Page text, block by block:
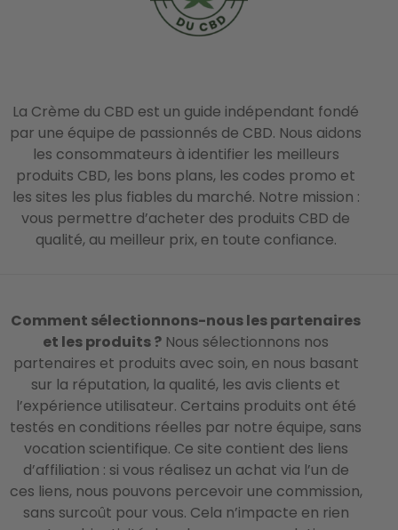
La Crème du CBD est un guide indépendant fondé
par une équipe de passionnés de CBD. Nous aidons
les consommateurs à identifier les meilleurs
produits CBD, les bons plans, les codes promo et
les sites les plus fiables du marché. Notre mission :
vous permettre d’acheter des produits CBD de
qualité, au meilleur prix, en toute confiance.
Comment sélectionnons-nous les partenaires
et les produits ? Nous sélectionnons nos
partenaires et produits avec soin, en nous basant
sur la réputation, la qualité, les avis clients et
l’expérience utilisateur. Certains produits ont été
testés en conditions réelles par notre équipe, sans
vocation scientifique. Ce site contient des liens
d’affiliation : si vous réalisez un achat via l’un de
ces liens, nous pouvons percevoir une commission,
sans surcoût pour vous. Cela n’impacte en rien